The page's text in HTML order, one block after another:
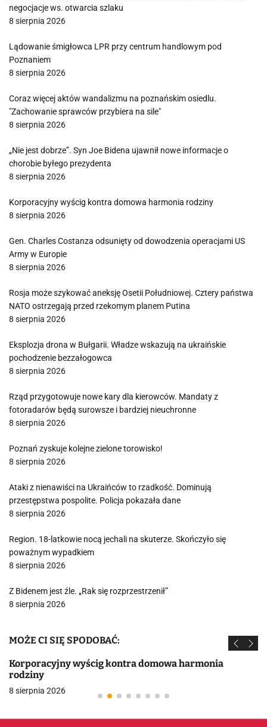
negocjacje ws. otwarcia szlaku
8 sierpnia 2026
Lądowanie śmigłowca LPR przy centrum handlowym pod
Poznaniem
8 sierpnia 2026
Coraz więcej aktów wandalizmu na poznańskim osiedlu.
"Zachowanie sprawców przybiera na sile"
8 sierpnia 2026
„Nie jest dobrze”. Syn Joe Bidena ujawnił nowe informacje o
chorobie byłego prezydenta
8 sierpnia 2026
Korporacyjny wyścig kontra domowa harmonia rodziny
8 sierpnia 2026
Gen. Charles Costanza odsunięty od dowodzenia operacjami US
Army w Europie
8 sierpnia 2026
Rosja może szykować aneksję Osetii Południowej. Cztery państwa
NATO ostrzegają przed rzekomym planem Putina
8 sierpnia 2026
Eksplozja drona w Bułgarii. Władze wskazują na ukraińskie
pochodzenie bezzałogowca
8 sierpnia 2026
Rząd przygotowuje nowe kary dla kierowców. Mandaty z
fotoradarów będą surowsze i bardziej nieuchronne
8 sierpnia 2026
Poznań zyskuje kolejne zielone torowisko!
8 sierpnia 2026
Ataki z nienawiści na Ukraińców to rzadkość. Dominują
przestępstwa pospolite. Policja pokazała dane
8 sierpnia 2026
Region. 18-latkowie nocą jechali na skuterze. Skończyło się
poważnym wypadkiem
8 sierpnia 2026
Z Bidenem jest źle. „Rak się rozprzestrzenił”
8 sierpnia 2026
MOŻE CI SIĘ SPODOBAĆ:
Korporacyjny wyścig kontra domowa harmonia
rodziny
8 sierpnia 2026